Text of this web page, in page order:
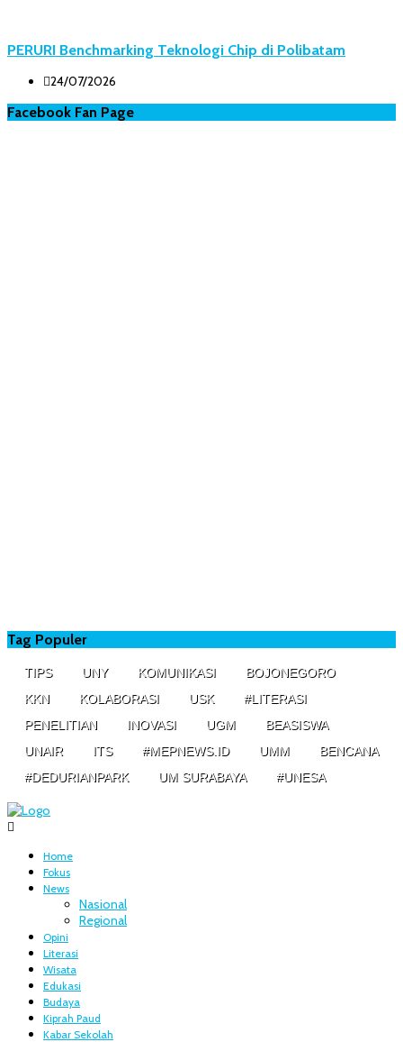
PERURI Benchmarking Teknologi Chip di Polibatam
24/07/2026
Facebook Fan Page
Tag Populer
TIPS UNY KOMUNIKASI
BOJONEGORO
KKN
KOLABORASI USK
#LITERASI
PENELITIAN
INOVASI UGM
BEASISWA
UNAIR
ITS #MEPNEWS.ID UMM
BENCANA
#DEDURIANPARK
UM SURABAYA #UNESA
Home
Fokus
News
Nasional
Regional
Opini
Literasi
Wisata
Edukasi
Budaya
Kiprah Paud
Kabar Sekolah